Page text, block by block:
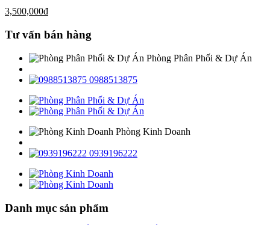
3,500,000đ
Tư vấn bán hàng
Phòng Phân Phối & Dự Án
0988513875
Phòng Kinh Doanh
0939196222
Danh mục sản phẩm